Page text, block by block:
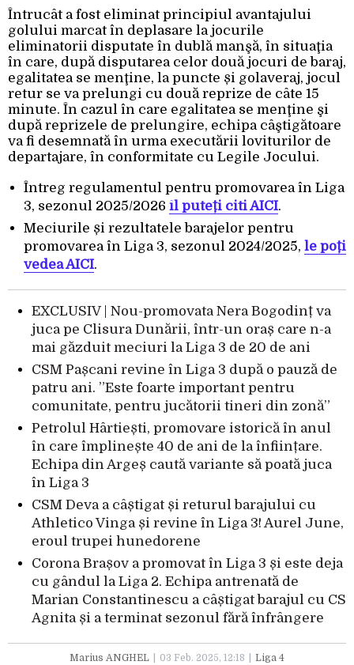
Întrucât a fost eliminat principiul avantajului
golului marcat în deplasare la jocurile
eliminatorii disputate în dublă manşă, în situaţia
în care, după disputarea celor două jocuri de baraj,
egalitatea se menţine, la puncte și golaveraj, jocul
retur se va prelungi cu două reprize de câte 15
minute. În cazul în care egalitatea se menţine şi
după reprizele de prelungire, echipa câştigătoare
va fi desemnată în urma executării loviturilor de
departajare, în conformitate cu Legile Jocului.
Întreg regulamentul pentru promovarea în Liga
3, sezonul 2025/2026 îl puteți citi AICI.
Meciurile și rezultatele barajelor pentru
promovarea în Liga 3, sezonul 2024/2025, le poți
vedea AICI.
EXCLUSIV | Nou-promovata Nera Bogodinț va
juca pe Clisura Dunării, într-un oraș care n-a
mai găzduit meciuri la Liga 3 de 20 de ani
CSM Pașcani revine în Liga 3 după o pauză de
patru ani. ”Este foarte important pentru
comunitate, pentru jucătorii tineri din zonă”
Petrolul Hârtiești, promovare istorică în anul
în care împlinește 40 de ani de la înființare.
Echipa din Argeș caută variante să poată juca
în Liga 3
CSM Deva a câștigat și returul barajului cu
Athletico Vinga și revine în Liga 3! Aurel June,
eroul trupei hunedorene
Corona Brașov a promovat în Liga 3 și este deja
cu gândul la Liga 2. Echipa antrenată de
Marian Constantinescu a câștigat barajul cu CS
Agnita și a terminat sezonul fără înfrângere
Marius ANGHEL 03 Feb. 2025, 12:18 Liga 4